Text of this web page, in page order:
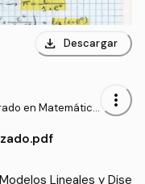
download Descargar
en Matemática
more_vert
Lineales y Dise